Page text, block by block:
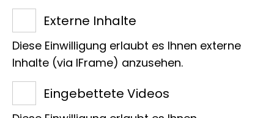
Andreas Pfeifer
Leitung Personaladministration
Raiffeisenhaus
Adenauerallee 127
53113 Bonn
Externe Inhalte
Diese Einwilligung erlaubt es Ihnen externe
Inhalte (via IFrame) anzusehen.
Eingebettete Videos